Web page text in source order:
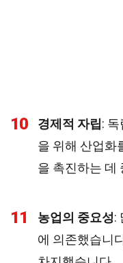
10 경제적 자립:
을 위해 산업화
을 촉진하는 데
11 농업의 중요성:
에 의존했습니